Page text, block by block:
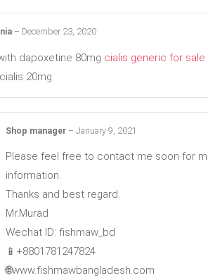
– December 23, 2020
dapoxetine 80mg cialis generic for sale
20mg
Shop manager – January 9, 2021
Please feel free to contact me soon for
information.
Thanks and best regard.
Mr.Murad
Wechat ID: fishmaw_bd
📱+8801781247824
🌐www.fishmawbangladesh.com